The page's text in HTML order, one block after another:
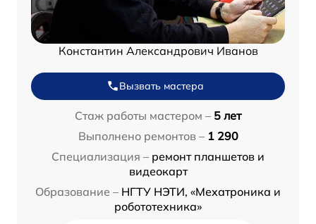
Константин Александрович Иванов
Вызвать мастера
Стаж работы мастером – 5 лет
Выполнено ремонтов – 1 290
Специализация – ремонт планшетов и
видеокарт
Образование – НГТУ НЭТИ, «Мехатроника и
робототехника»